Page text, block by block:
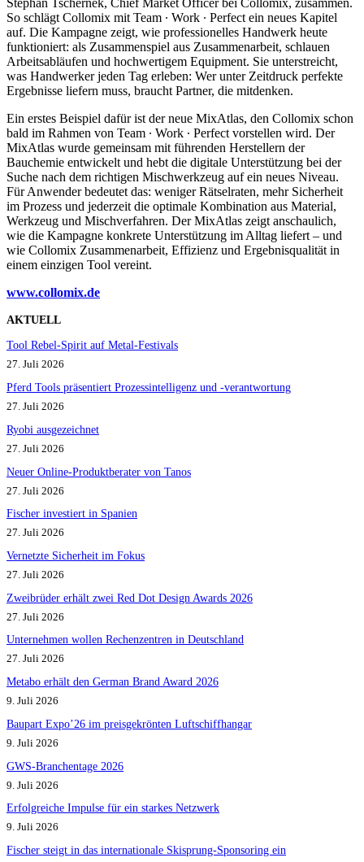
Stephan Tschernek, Chief Market Officer bei Collomix, zusammen.
So schlägt Collomix mit Team ∙ Work ∙ Perfect ein neues Kapitel
auf. Die Kampagne zeigt, wie professionelles Handwerk heute
funktioniert: als Zusammenspiel aus Zusammenarbeit, schlauen
Arbeitsabläufen und hochwertigem Equipment. Sie unterstreicht,
was Handwerker jeden Tag erleben: Wer unter Zeitdruck perfekte
Ergebnisse liefern muss, braucht Partner, die mitdenken.
Ein erstes Beispiel dafür ist der neue MixAtlas, den Collomix schon
bald im Rahmen von Team ∙ Work ∙ Perfect vorstellen wird. Der
MixAtlas wurde gemeinsam mit führenden Herstellern der
Bauchemie entwickelt und hebt die digitale Unterstützung bei der
Suche nach dem richtigen Mischwerkzeug auf ein neues Niveau.
Für Anwender bedeutet das: weniger Rätselraten, mehr Sicherheit
im Prozess und jederzeit die optimale Kombination aus Material,
Werkzeug und Mischverfahren. Der MixAtlas zeigt anschaulich,
wie die Kampagne konkrete Unterstützung im Alltag liefert – und
wie Collomix Zusammenarbeit, Effizienz und Ergebnisqualität in
einem einzigen Tool vereint.
www.collomix.de
AKTUELL
Tool Rebel-Spirit auf Metal-Festivals
27. Juli 2026
Pferd Tools präsentiert Prozessintelligenz und -verantwortung
27. Juli 2026
Ryobi ausgezeichnet
27. Juli 2026
Neuer Online-Produktberater von Tanos
27. Juli 2026
Fischer investiert in Spanien
27. Juli 2026
Vernetzte Sicherheit im Fokus
27. Juli 2026
Zweibrüder erhält zwei Red Dot Design Awards 2026
27. Juli 2026
Unternehmen wollen Rechenzentren in Deutschland
27. Juli 2026
Metabo erhält den German Brand Award 2026
9. Juli 2026
Baupart Expo’26 im preisgekrönten Luftschiffhangar
9. Juli 2026
GWS-Branchentage 2026
9. Juli 2026
Erfolgreiche Impulse für ein starkes Netzwerk
9. Juli 2026
Fischer steigt in das internationale Skisprung-Sponsoring ein